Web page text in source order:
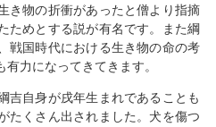
き物の折衝があったと僧より指摘
ためとする説が有名です。また綱
戦国時代における生き物の命の考
力になってきてきます。
吉自身が戌年生まれであることも
たくさん出されました。犬を傷つ